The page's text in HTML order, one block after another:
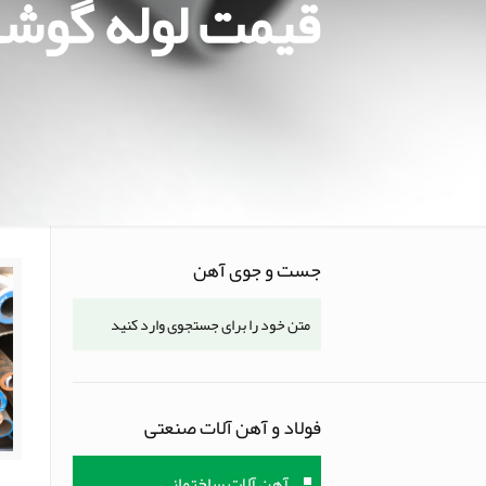
قیمت لوله
جست و جوی آهن
فولاد و آهن آلات صنعتی